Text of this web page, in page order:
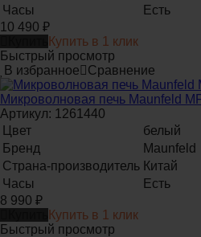
Часы
Есть
10 490 ₽
Купить в 1 клик
Быстрый просмотр
В избранное
Сравнение
Микроволновая печь Maunfeld
Артикул: 1261440
Цвет
белый
Бренд
Maunfeld
Страна-производитель Китай
Часы
Есть
8 990 ₽
Купить в 1 клик
Быстрый просмотр